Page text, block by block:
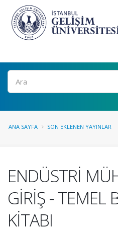
Ara
ANA SAYFA SON EKLENEN YAYINLAR
ENDÜSTRİ
GİRİŞ - TEMEL
KİTABI